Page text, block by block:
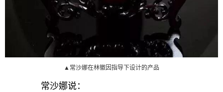
▲常沙娜在林徽因指导下设计的产品
常沙娜说：